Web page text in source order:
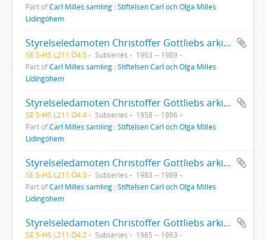
Part ofCarl Milles samling : Stiftelsen Carl och Olga Milles
Lidingöhem
Styrelseledamoten Christoffer Gottliebs arkiv: Handlingar angående ekonomiska och organisatoriska frågor.
SE S-HS L211:Ö4:5 Subseries
1963 -- 1989
Part ofCarl Milles samling : Stiftelsen Carl och Olga Milles
Lidingöhem
Styrelseledamoten Christoffer Gottliebs arkiv: Verksamhetsberättelser med revisionsberättelser.
SE S-HS L211:Ö4:4 Subseries
1958 -- 1986
Part ofCarl Milles samling : Stiftelsen Carl och Olga Milles
Lidingöhem
Styrelseledamoten Christoffer Gottliebs arkiv: Handlingar till styrelsesammanträden.
SE S-HS L211:Ö4:3 Subseries
1983 -- 1989
Part ofCarl Milles samling : Stiftelsen Carl och Olga Milles
Lidingöhem
Styrelseledamoten Christoffer Gottliebs arkiv: Styrelseprotokoll med föredragningslistor.
SE S-HS L211:Ö4:2 Subseries
1965 -- 1983